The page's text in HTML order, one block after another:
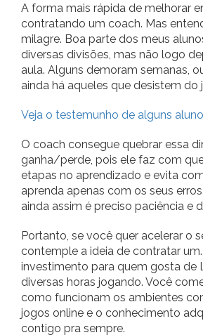
A forma mais rápida de melhorar
contratando um coach. Mas
milagre. Boa parte dos meus
diversas divisões, mas não logo
aula. Alguns demoram semanas,
ainda há aqueles que desistem do
Veja o testemunho de alguns
O coach consegue quebrar essa
ganha/perde, pois ele faz com
etapas no aprendizado e evita
aprenda apenas com os seus
ainda assim é preciso paciência e
Portanto, se você quer acelerar o
contemple a ideia de contratar
investimento para quem gosta de
diversas horas jogando. Você
como funcionam os ambientes
jogos online e o conhecimento
contigo pra sempre.